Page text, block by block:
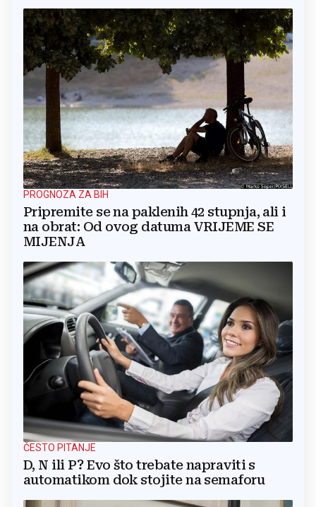
PROGNOZA ZA BIH
Pripremite se na paklenih 42 stupnja, ali i
na obrat: Od ovog datuma VRIJEME SE
MIJENJA
ČESTO PITANJE
D, N ili P? Evo što trebate napraviti s
automatikom dok stojite na semaforu